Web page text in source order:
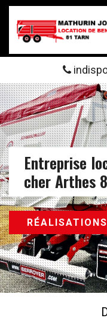
Entreprise
cher Arthes
RÉALISATIONS